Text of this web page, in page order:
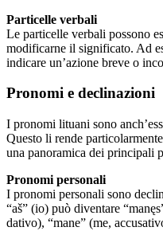
Particelle verbali
Le particelle verbali possono
modificarne il significato. Ad
indicare un’azione breve o
Pronomi e declinazioni
I pronomi lituani sono
Questo li rende
una panoramica dei principali
Pronomi personali
I pronomi personali sono
“aš” (io) può diventare
dativo), “mane” (me,